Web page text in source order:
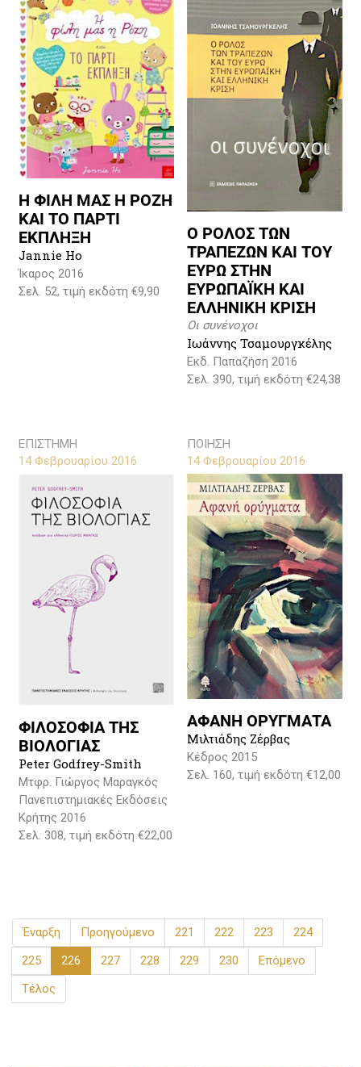
Η ΦΙΛΗ ΜΑΣ Η ΡΟΖΗ
ΚΑΙ ΤΟ ΠΑΡΤΙ
ΕΚΠΛΗΞΗ
Jannie Ho
Ίκαρος 2016
Σελ. 52, τιμή εκδότη €9,90
Ο ΡΟΛΟΣ ΤΩΝ
ΤΡΑΠΕΖΩΝ ΚΑΙ ΤΟΥ
ΕΥΡΩ ΣΤΗΝ
ΕΥΡΩΠΑΪΚΗ ΚΑΙ
ΕΛΛΗΝΙΚΗ ΚΡΙΣΗ
Οι συνένοχοι
Ιωάννης Τσαμουργκέλης
Εκδ. Παπαζήση 2016
Σελ. 390, τιμή εκδότη €24,38
ΕΠΙΣΤΗΜΗ
14 Φεβρουαρίου 2016
ΦΙΛΟΣΟΦΙΑ ΤΗΣ
ΒΙΟΛΟΓΙΑΣ
Peter Godfrey-Smith
Μτφρ. Γιώργος Μαραγκός
Πανεπιστημιακές Εκδόσεις
Κρήτης 2016
Σελ. 308, τιμή εκδότη €22,00
ΠΟΙΗΣΗ
14 Φεβρουαρίου 2016
ΑΦΑΝΗ ΟΡΥΓΜΑΤΑ
Μιλτιάδης Ζέρβας
Κέδρος 2015
Σελ. 160, τιμή εκδότη €12,00
Έναρξη Προηγούμενο 221 222 223
224
225
226 227 228 229 230
Επόμενο
Τέλος